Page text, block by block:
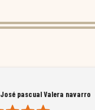
José pascual Valera navarro